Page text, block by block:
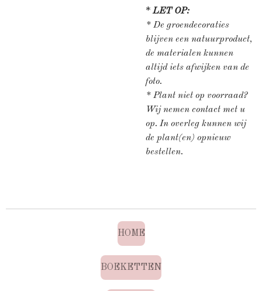
*LET OP:
* De groendecoraties
blijven een natuurproduct,
de materialen kunnen
altijd iets afwijken van de
foto.
* Plant niet op voorraad?
Wij nemen contact met u
op. In overleg kunnen wij
de plant(en) opnieuw
bestellen.
HOME
BOEKETTEN